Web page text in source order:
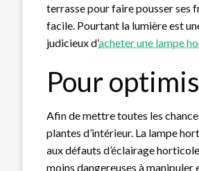
terrasse pour faire pousser ses
facile. Pourtant la lumière est
judicieux d’acheter une lampe
Pour
Afin de mettre toutes les
plantes d’intérieur. La lampe
aux défauts d’éclairage
moins dangereuses à manipuler